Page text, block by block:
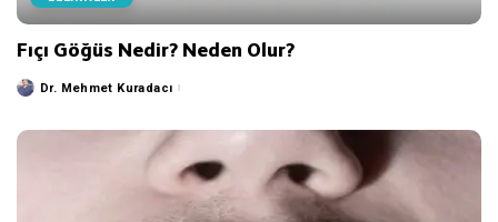
Fıçı Göğüs Nedir? Neden Olur?
PostedDr. Mehmet Kuradacı